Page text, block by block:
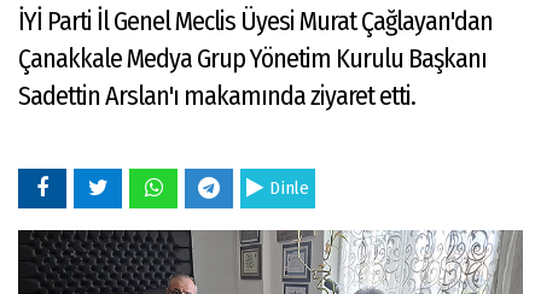
İYİ Parti İl Genel Meclis Üyesi Murat Çağlayan'dan
Çanakkale Medya Grup Yönetim Kurulu Başkanı
Sadettin Arslan'ı makamında ziyaret etti.
Dinle